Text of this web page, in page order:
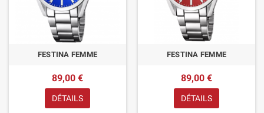
FESTINA FEMME
89,00 €
DÉTAILS
FESTINA FEMME
89,00 €
DÉTAILS